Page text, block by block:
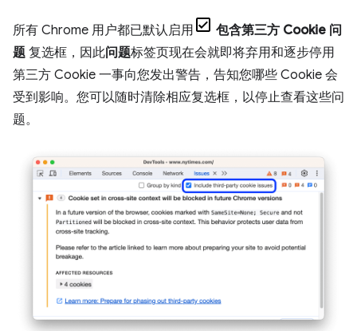
所有 Chrome 用户都已默认启用
包含第三方 Cookie 问
题 复选框，因此问题标签页现在会就即将弃用和逐步停用
第三方 Cookie 一事向您发出警告，告知您哪些 Cookie 会
受到影响。您可以随时清除相应复选框，以停止查看这些问
题。